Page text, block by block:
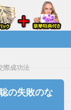
ャッシ
激安で購入できま
際成功法
の失敗のな